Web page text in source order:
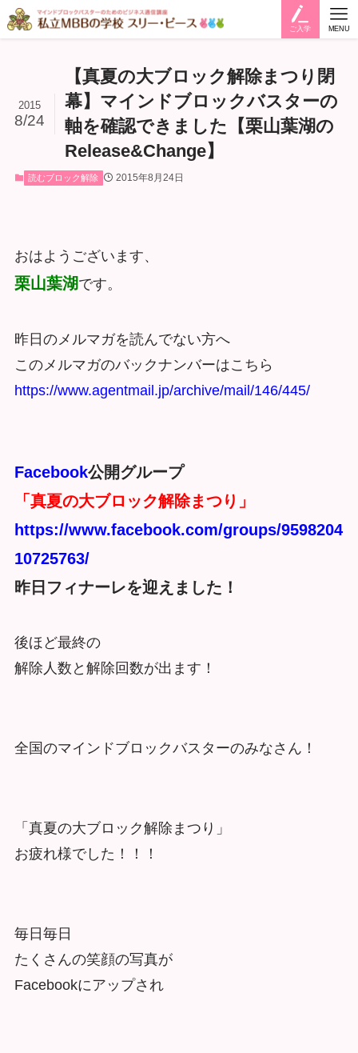
ご入学 MENU
【真夏の大ブロック解除まつり閉
幕】マインドブロックバスターの
軸を確認できました【栗山葉湖の
Release&Change】
2015
8/24
読むブロック解除 2015年8月24日
おはようございます、
栗山葉湖です。
昨日のメルマガを読んでない方へ
このメルマガのバックナンバーはこちら
https://www.agentmail.jp/archive/mail/146/445/
Facebook公開グループ
「真夏の大ブロック解除まつり」
https://www.facebook.com/groups/9598204
10725763/
昨日フィナーレを迎えました！
後ほど最終の
解除人数と解除回数が出ます！
全国のマインドブロックバスターのみなさん！
「真夏の大ブロック解除まつり」
お疲れ様でした！！！
毎日毎日
たくさんの笑顔の写真が
Facebookにアップされ